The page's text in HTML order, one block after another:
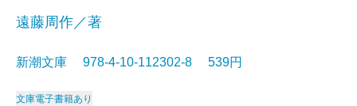
遠藤周作／著
新潮文庫 978-4-10-112302-8 539円
文庫電子書籍あり